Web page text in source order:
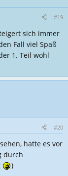
#19
sich immer
Fall viel Spaß
1. Teil wohl
#20
hatte es vor
durch
)